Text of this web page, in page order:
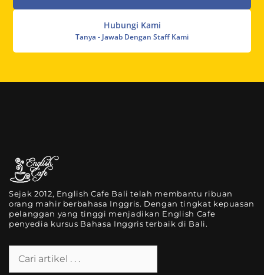
Hubungi Kami
Tanya - Jawab Dengan Staff Kami
Sejak 2012, English Cafe Bali telah membantu ribuan
orang mahir berbahasa Inggris. Dengan tingkat kepuasan
pelanggan yang tinggi menjadikan English Cafe
penyedia kursus Bahasa Inggris terbaik di Bali.